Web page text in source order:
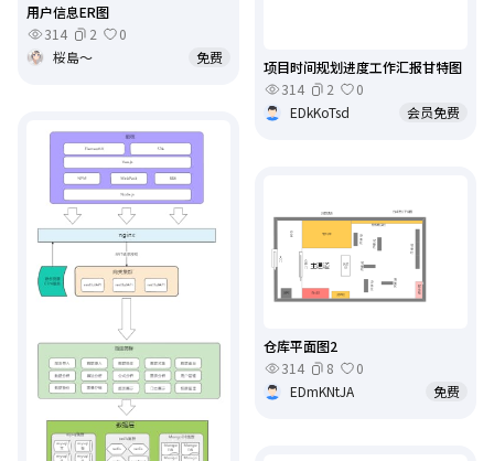
用户信息ER图
314
2
0
桜島～
免费
项目时间规划进度工作汇报甘特图
314
2
0
EDkKoTsd
会员免费
仓库平面图2
314
8
0
EDmKNtJA
免费